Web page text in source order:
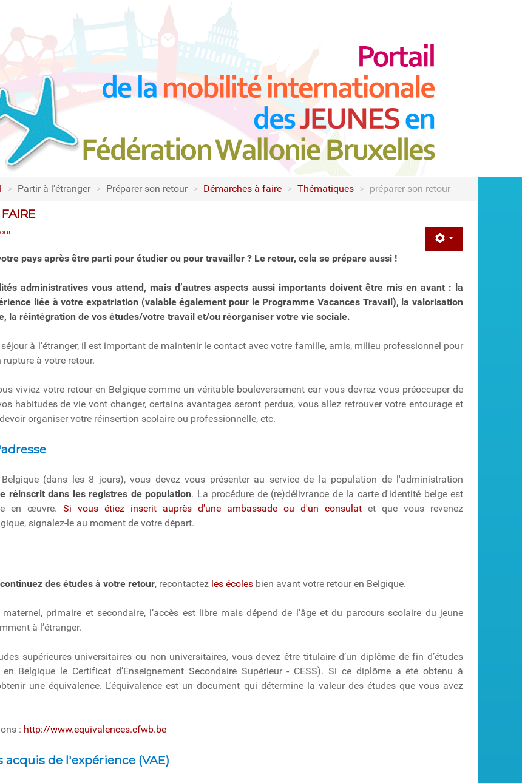
> Partir à l'étranger > Préparer son retour > Démarches à faire > Thématiques > préparer son retour
pays après être parti pour étudier ou pour travailler ? Le retour, cela se prépare aussi !
administratives vous attend, mais d’autres aspects aussi importants doivent être mis en avant : la
liée à votre expatriation (valable également pour le Programme Vacances Travail), la valorisation
la réintégration de vos études/votre travail et/ou réorganiser votre vie sociale.
à l’étranger, il est important de maintenir le contact avec votre famille, amis, milieu professionnel pour
à votre retour.
viviez votre retour en Belgique comme un véritable bouleversement car vous devrez vous préoccuper de
habitudes de vie vont changer, certains avantages seront perdus, vous allez retrouver votre entourage et
organiser votre réinsertion scolaire ou professionnelle, etc.
(dans les 8 jours), vous devez vous présenter au service de la population de l'administration
réinscrit dans les registres de population. La procédure de (re)délivrance de la carte d'identité belge est
en œuvre. Si vous étiez inscrit auprès d'une ambassade ou d'un consulat et que vous revenez
signalez-le au moment de votre départ.
des études à votre retour, recontactez les écoles bien avant votre retour en Belgique.
maternel, primaire et secondaire, l’accès est libre mais dépend de l’âge et du parcours scolaire du jeune
à l’étranger.
supérieures universitaires ou non universitaires, vous devez être titulaire d’un diplôme de fin d’études
en Belgique le Certificat d’Enseignement Secondaire Supérieur - CESS). Si ce diplôme a été obtenu à
une équivalence. L’équivalence est un document qui détermine la valeur des études que vous avez
: http://www.equivalences.cfwb.be
acquis de l'expérience (VAE)